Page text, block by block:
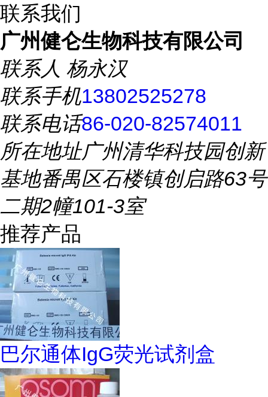
联系我们
广州健仑生物科技有限公司
联系人 杨永汉
联系手机13802525278
联系电话86-020-82574011
所在地址广州清华科技园创新
基地番禺区石楼镇创启路63号
二期2幢101-3室
推荐产品
巴尔通体IgG荧光试剂盒